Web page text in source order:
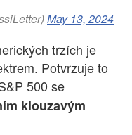
May 13, 2024
trzích je
Potvrzuje to
500 se
klouzavým